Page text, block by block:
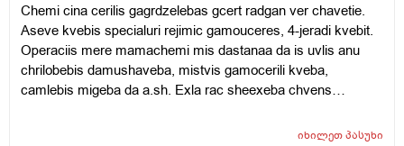
Chemi cina cerilis gagrdzelebas gcert radgan ver chavetie.
Aseve kvebis specialuri rejimic gamouceres, 4-jeradi kvebit.
Operaciis mere mamachemi mis dastanaa da is uvlis anu
chrilobebis damushaveba, mistvis gamocerili kveba,
camlebis migeba da a.sh. Exla rac sheexeba chvens
saertod da tan tviton mamachemi qristiani adamiania da
იხილეთპასუხი